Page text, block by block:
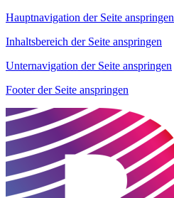
Hauptnavigation der Seite anspringen
Inhaltsbereich der Seite anspringen
Unternavigation der Seite anspringen
Footer der Seite anspringen